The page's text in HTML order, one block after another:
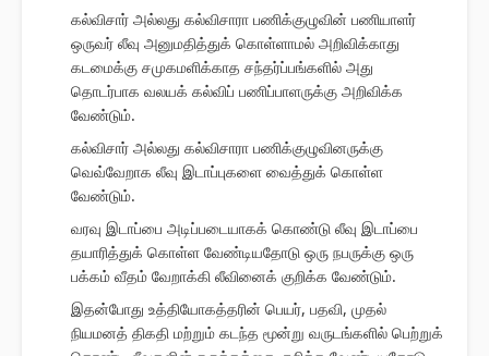
கல்விசார் அல்லது கல்விசாரா பணிக்குழுவின் பணியாளர்
ஒருவர் லீவு அனுமதித்துக் கொள்ளாமல் அறிவிக்காது
கடமைக்கு சமுகமளிக்காத சந்தர்ப்பங்களில் அது
தொடர்பாக வலயக் கல்விப் பணிப்பாளருக்கு அறிவிக்க
வேண்டும்.
கல்விசார் அல்லது கல்விசாரா பணிக்குழுவினருக்கு
வெவ்வேறாக லீவு இடாப்புகளை வைத்துக் கொள்ள
வேண்டும்.
வரவு இடாப்பை அடிப்படையாகக் கொண்டு லீவு இடாப்பை
தயாரித்துக் கொள்ள வேண்டியதோடு ஒரு நபருக்கு ஒரு
பக்கம் வீதம் வேறாக்கி லீவினைக் குறிக்க வேண்டும்.
இதன்போது உத்தியோகத்தரின் பெயர், பதவி, முதல்
நியமனத் திகதி மற்றும் கடந்த மூன்று வருடங்களில் பெற்றுக்